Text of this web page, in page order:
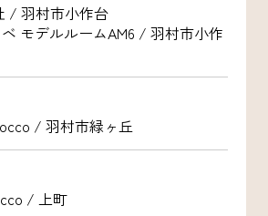
/ 羽村市小作台
モデルルームAM6 / 羽村市小作
/ 羽村市緑ヶ丘
/ 上町